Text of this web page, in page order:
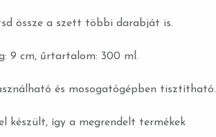
össze a szett többi darabját is.
9 cm, űrtartalom: 300 ml.
és mosogatógépben tisztítható.
készült, így a megrendelt termékek